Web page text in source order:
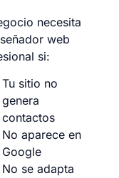
necesita
web
si:
Tu sitio no
genera
contactos
No aparece en
Google
No se adapta